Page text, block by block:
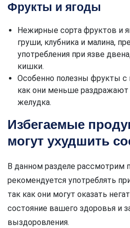
Фрукты и ягоды
Нежирные сорта фруктов и
груши, клубника и малина,
употребления при язве
кишки.
Особенно полезны фрукты с
как они меньше раздражают
желудка.
Избегаемые
могут ухудшить
В данном разделе рассмотрим
рекомендуется употреблять
так как они могут оказать
состояние вашего здоровья и
выздоровления.